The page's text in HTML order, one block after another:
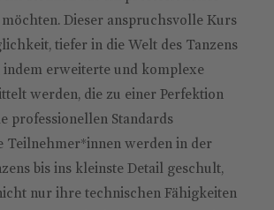
möchten. Dieser anspruchsvolle Kurs
tiefer in die Welt des Tanzens
indem erweiterte und komplexe
werden, die zu einer Perfektion
professionellen Standards
Teilnehmer*innen werden in der
bis ins kleinste Detail geschult,
nur ihre technischen Fähigkeiten